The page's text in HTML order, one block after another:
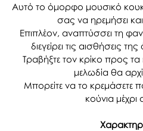
Αυτό το όμορφο μουσικό
σας να ηρεμήσει
Επιπλέον, αναπτύσσει τη
διεγείρει τις αισθήσεις
Τραβήξτε τον κρίκο προς
μελωδία θα
Μπορείτε να το κρεμάσετε
κούνια μέχρι